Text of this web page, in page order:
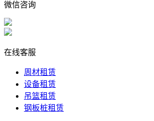
微信咨询
在线客服
周材租赁
设备租赁
吊篮租赁
钢板桩租赁